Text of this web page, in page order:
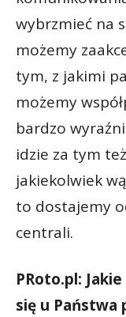
wybrzmieć na
możemy
tym, z jakimi
możemy
bardzo
idzie za tym
jakiekolwiek
to dostajemy
centrali.
PRoto.pl:
się u Państwa